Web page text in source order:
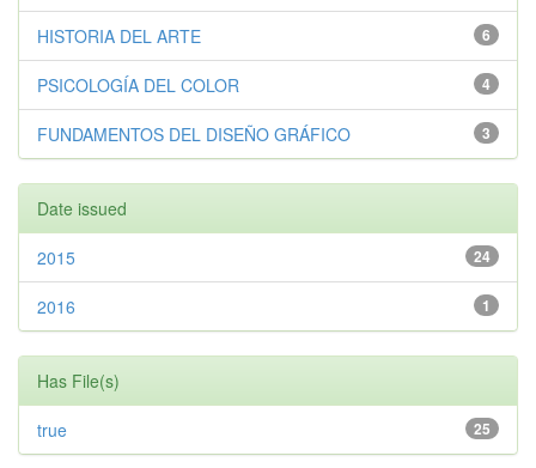
6
HISTORIA DEL ARTE
4
PSICOLOGÍA DEL COLOR
3
FUNDAMENTOS DEL DISEÑO GRÁFICO
Date issued
24
2015
1
2016
Has File(s)
25
true